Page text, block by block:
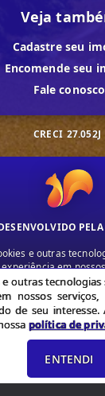
Veja
Cadastre seu
Encomende seu
Fale conosco
CRECI 27.052J
PELA
e outras
em
conteúdo
concorda com
termos de uso.
de Privacidade
e outras
nossos
de seu interesse.
política de
ENTENDI